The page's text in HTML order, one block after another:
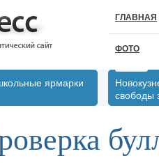
ГЛАВНАЯ
ФОТО
ярмарки
свободы